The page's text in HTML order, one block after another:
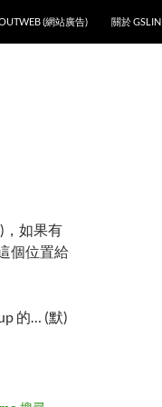
(網站廣告)
關於 GSLIN
)，如果有
個位置給
的… (默)